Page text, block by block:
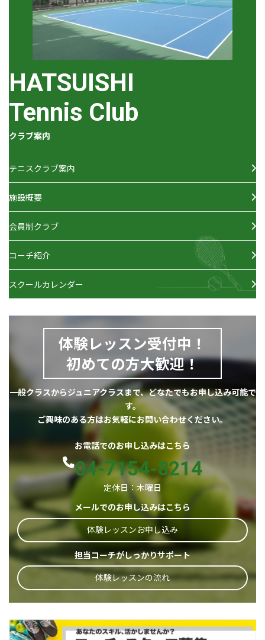
クラブ案内
HATSUISHI
Tennis Club
テニスクラブ案内
施設概要
会員制クラブ
コーチ紹介
スクールカレンダー
体験レッスン受付中！
初めての方大歓迎！
一般クラスからジュニアクラスまで、どなたでもお申し込み可能で
す。
ご興味のある方はお気軽にお問い合わせください。
お電話でのお申し込みはこちら
04-7154-8214
定休日：木曜日
メールでのお申し込みはこちら
体験レッスンお申し込み
担当コーチがしっかりサポート
体験レッスンの流れ